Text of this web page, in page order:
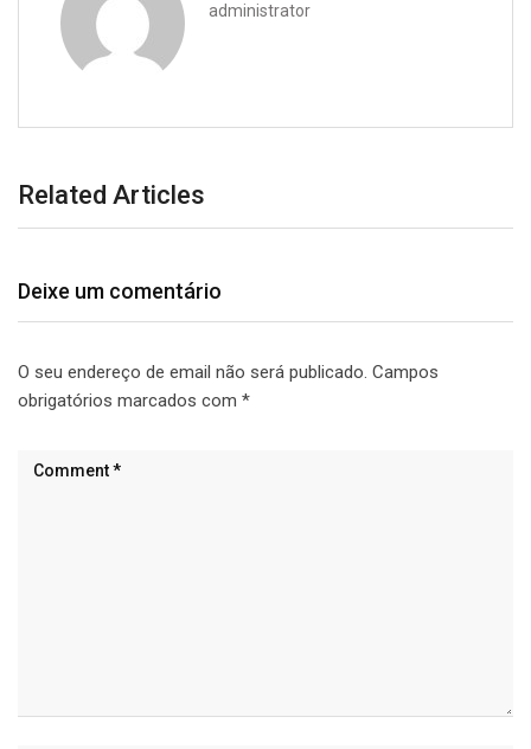
administrator
Related Articles
Deixe um comentário
O seu endereço de email não será publicado. Campos
obrigatórios marcados com *